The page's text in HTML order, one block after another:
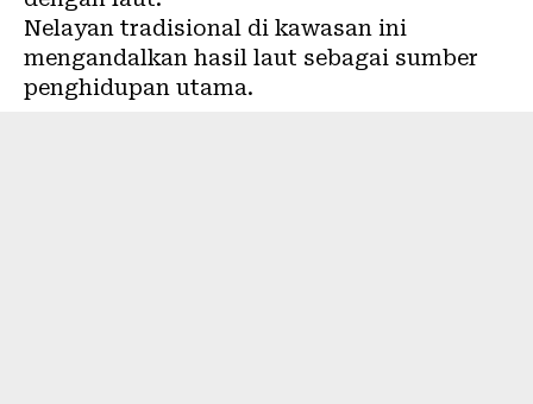
Nelayan tradisional di kawasan ini
mengandalkan hasil laut sebagai sumber
penghidupan utama.